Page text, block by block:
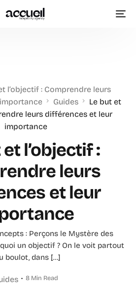
l’objectif : Comprendre leurs
Guides
Le but et
leurs différences et leur
importance
l’objectif :
leurs
et leur
: Perçons le Mystère des
quoi un objectif ? On le voit partout
boulot, dans […]
8 Min Read